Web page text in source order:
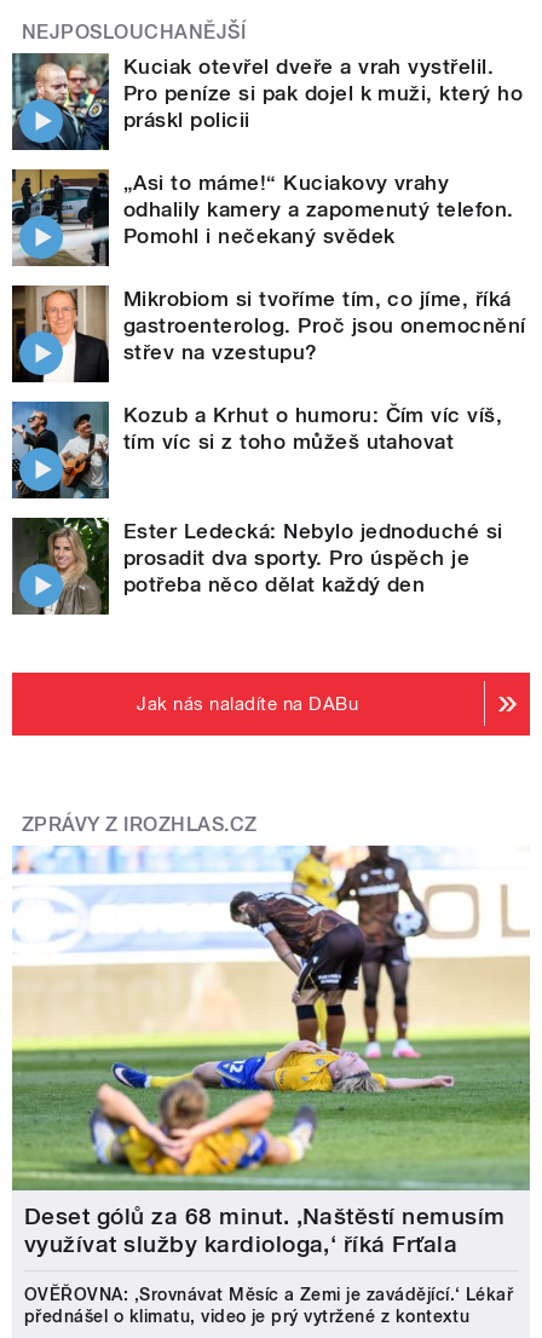
NEJPOSLOUCHANĚJŠÍ
Kuciak otevřel dveře a vrah vystřelil.
Pro peníze si pak dojel k muži, který ho
práskl policii
„Asi to máme!“ Kuciakovy vrahy
odhalily kamery a zapomenutý telefon.
Pomohl i nečekaný svědek
Mikrobiom si tvoříme tím, co jíme, říká
gastroenterolog. Proč jsou onemocnění
střev na vzestupu?
Kozub a Krhut o humoru: Čím víc víš,
tím víc si z toho můžeš utahovat
Ester Ledecká: Nebylo jednoduché si
prosadit dva sporty. Pro úspěch je
potřeba něco dělat každý den
Jak nás naladíte na DABu
ZPRÁVY Z IROZHLAS.CZ
Deset gólů za 68 minut. ,Naštěstí nemusím
využívat služby kardiologa,‘ říká Frťala
OVĚŘOVNA: ‚Srovnávat Měsíc a Zemi je zavádějící.‘ Lékař
přednášel o klimatu, video je prý vytržené z kontextu